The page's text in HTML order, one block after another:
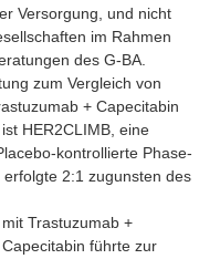
Versorgung, und nicht
im Rahmen
des G-BA.
zum Vergleich von
+ Capecitabin
HER2CLIMB, eine
kontrollierte Phase-
2:1 zugunsten des
Trastuzumab +
führte zur